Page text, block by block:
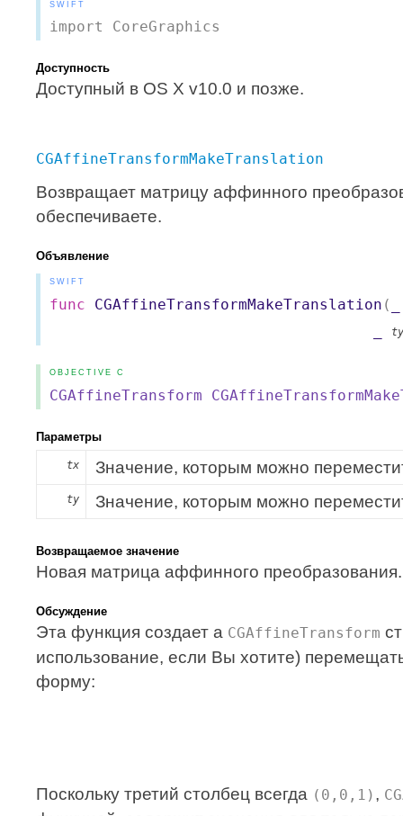
SWIFT
import CoreGraphics
Доступность
Доступный в OS X v10.0 и позже.
CGAffineTransformMakeTranslation
Возвращает матрицу аффинного
обеспечиваете.
Объявление
SWIFT
func CGAffineTransformMakeTranslation (
ty
OBJECTIVE C
CGAffineTransform
Параметры
tx Значение, которым можно
ty Значение, которым можно
Возвращаемое значение
Новая матрица аффинного преобразования.
Обсуждение
Эта функция создает a CGAffineTransform
использование, если Вы хотите)
форму:
Поскольку третий столбец всегда (0,0,1) ,